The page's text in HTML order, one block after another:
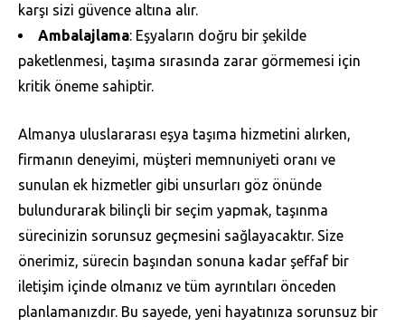
karşı sizi güvence altına alır.
Ambalajlama: Eşyaların doğru bir şekilde
paketlenmesi, taşıma sırasında zarar görmemesi için
kritik öneme sahiptir.
Almanya uluslararası eşya taşıma hizmetini alırken,
firmanın deneyimi, müşteri memnuniyeti oranı ve
sunulan ek hizmetler gibi unsurları göz önünde
bulundurarak bilinçli bir seçim yapmak, taşınma
sürecinizin sorunsuz geçmesini sağlayacaktır. Size
önerimiz, sürecin başından sonuna kadar şeffaf bir
iletişim içinde olmanız ve tüm ayrıntıları önceden
planlamanızdır. Bu sayede, yeni hayatınıza sorunsuz bir